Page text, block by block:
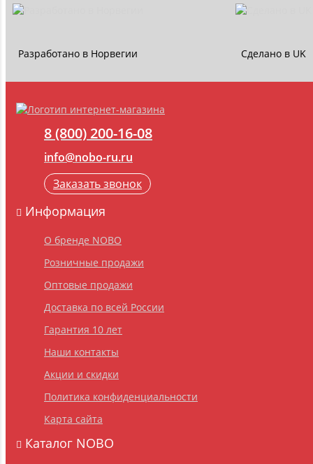
Разработано в Норвегии Сделано в UK
8 (800) 200-16-08
info@nobo-ru.ru
Заказать звонок
Информация
О бренде NOBO
Розничные продажи
Оптовые продажи
Доставка по всей России
Гарантия 10 лет
Наши контакты
Акции и скидки
Политика конфиденциальности
Карта сайта
Каталог NOBO